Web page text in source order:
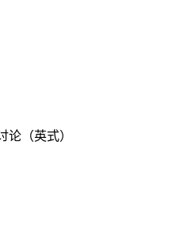
（英式）